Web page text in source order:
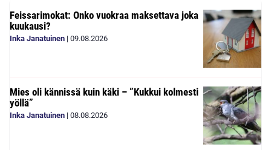
Feissarimokat: Onko vuokraa maksettava joka
kuukausi?
Inka Janatuinen | 09.08.2026
Mies oli kännissä kuin käki – ”Kukkui kolmesti
yöllä”
Inka Janatuinen | 08.08.2026